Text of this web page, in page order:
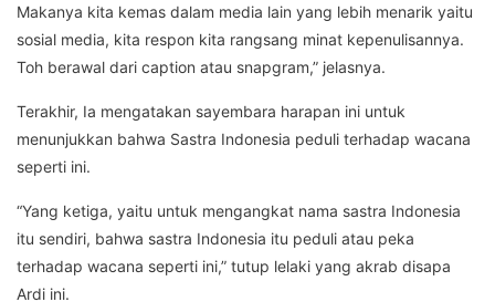
Makanya kita kemas dalam media lain yang lebih menarik yaitu
sosial media, kita respon kita rangsang minat kepenulisannya.
Toh berawal dari caption atau snapgram,” jelasnya.
Terakhir, Ia mengatakan sayembara harapan ini untuk
menunjukkan bahwa Sastra Indonesia peduli terhadap wacana
seperti ini.
“Yang ketiga, yaitu untuk mengangkat nama sastra Indonesia
itu sendiri, bahwa sastra Indonesia itu peduli atau peka
terhadap wacana seperti ini,” tutup lelaki yang akrab disapa
Ardi ini.